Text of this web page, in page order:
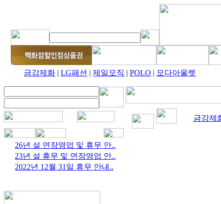
금강제화 |LG패션 |제일모직 |POLO | 모다아울렛
26년 설 연장영업 및 휴무 안..
23년 설 휴무 및 연장영업 안..
2022년 12월 31일 휴무 안내..
금강제